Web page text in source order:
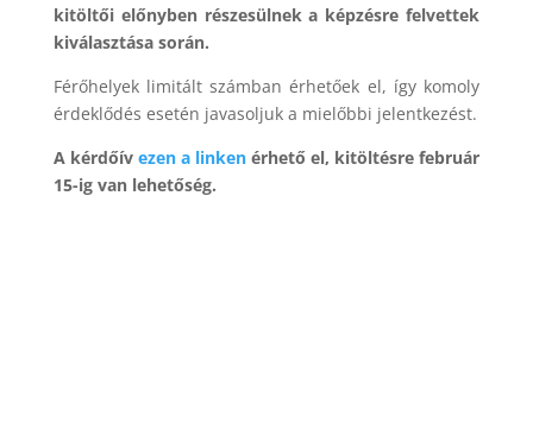
kitöltői előnyben részesülnek a képzésre felvettek
kiválasztása során.
Férőhelyek limitált számban érhetőek el, így komoly
érdeklődés esetén javasoljuk a mielőbbi jelentkezést.
A kérdőív ezen a linken érhető el, kitöltésre február
15-ig van lehetőség.